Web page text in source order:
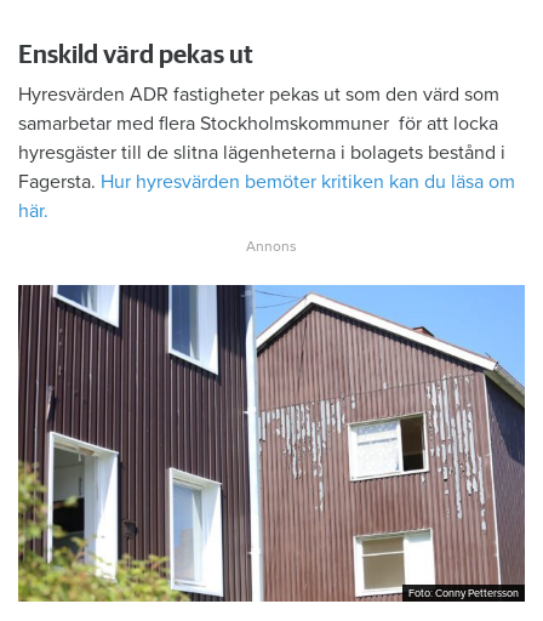
Enskild värd pekas ut
Hyresvärden ADR fastigheter pekas ut som den värd som
samarbetar med flera Stockholmskommuner för att locka
hyresgäster till de slitna lägenheterna i bolagets bestånd i
Fagersta. Hur hyresvärden bemöter kritiken kan du läsa om
här.
Foto: Conny Pettersson
Foto: Conny Pettersson